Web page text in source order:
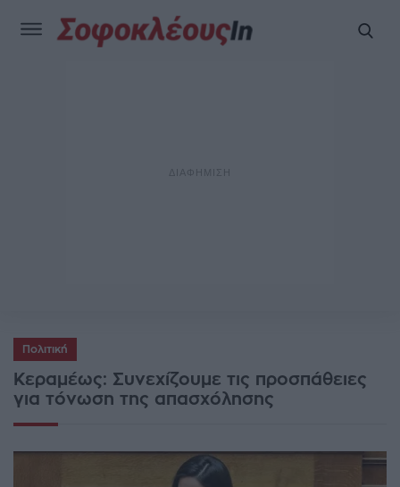
Πολιτική
Κεραμέως: Συνεχίζουμε τις προσπάθειες
για τόνωση της απασχόλησης